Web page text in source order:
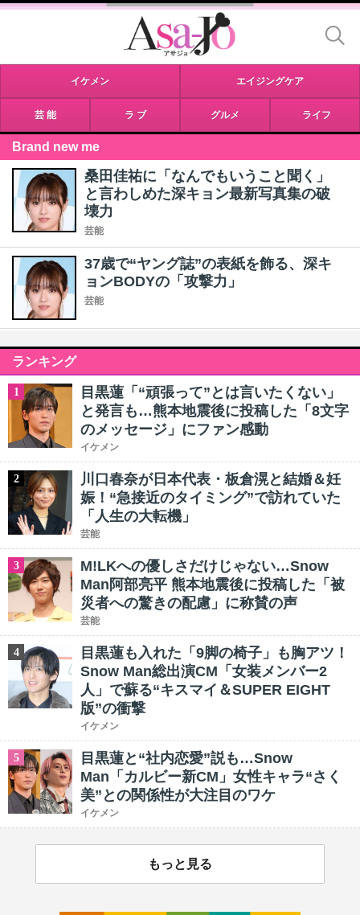
イケメン エイジングケア
芸 能 ラ ブ グルメ ライフ
Brand new me
桑田佳祐に「なんでもいうこと聞く」
と言わしめた深キョン最新写真集の破
壊力
芸能
37歳で“ヤング誌”の表紙を飾る、深キ
ョンBODYの「攻撃力」
芸能
ランキング
1
目黒蓮「“頑張って”とは言いたくない」
と発言も…熊本地震後に投稿した「8文字
のメッセージ」にファン感動
イケメン
2
川口春奈が日本代表・板倉滉と結婚＆妊
娠！“急接近のタイミング”で訪れていた
「人生の大転機」
芸能
3
M!LKへの優しさだけじゃない…Snow
Man阿部亮平 熊本地震後に投稿した「被
災者への驚きの配慮」に称賛の声
芸能
4
目黒蓮も入れた「9脚の椅子」も胸アツ！
Snow Man総出演CM「女装メンバー2
人」で蘇る“キスマイ＆SUPER EIGHT
版”の衝撃
イケメン
5
目黒蓮と“社内恋愛”説も…Snow
Man「カルビー新CM」女性キャラ“さく
美”との関係性が大注目のワケ
イケメン
もっと見る